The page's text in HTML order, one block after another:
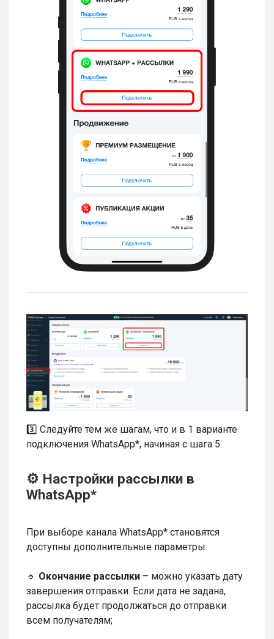
3️⃣ Следуйте тем же шагам, что и в 1 варианте
подключения WhatsApp*, начиная с шага 5.
⚙️ Настройки рассылки в
WhatsApp*
При выборе канала WhatsApp* становятся
доступны дополнительные параметры.
🔹 Окончание рассылки – можно указать дату
завершения отправки. Если дата не задана,
рассылка будет продолжаться до отправки
всем получателям;